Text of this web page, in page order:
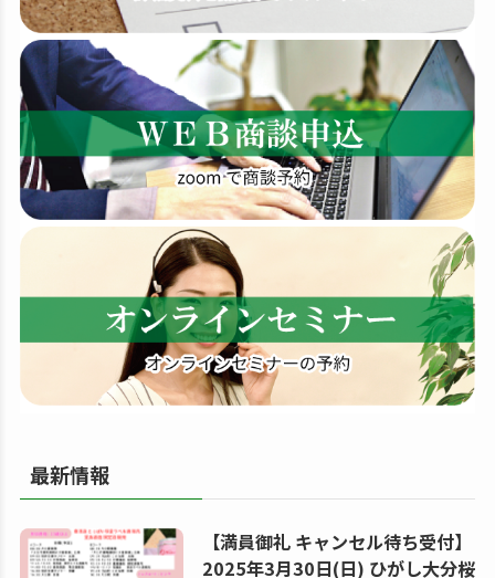
索
す
る
最新情報
【満員御礼 キャンセル待ち受付】
2025年3月30日(日) ひがし大分桜